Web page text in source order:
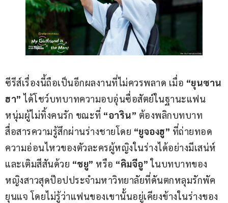
ซีรีส์เรื่องนี้ถือเป็นอีกผลงานที่ไม่ควรพลาด เมื่อ “ยุนซาน
ฮา” ได้โชว์บทบาทความอบอุ่นซื่อสัตย์ในฐานะแฟน
หนุ่มผู้ไม่ทิ้งคนรัก ขณะที่ “อาริน” ต้องพลิกบทบาท
สื่อสารความรู้สึกผ่านร่างชายโดย “ยูจองฮู” ที่ถ่ายทอด
ความอ่อนไหวของตัวละครผู้หญิงในร่างได้อย่างมีเสน่ห์
และเติมสีสันด้วย “ชยู” หรือ “คิมจีอู” ในบทบาทของ
หญิงสาวสุดป๊อปประจำมหาวิทยาลัยที่ดันตกหลุมรักพัค
ยุนแจ โดยไม่รู้ว่าแฟนของเขานั้นอยู่เคียงข้างในร่างของ